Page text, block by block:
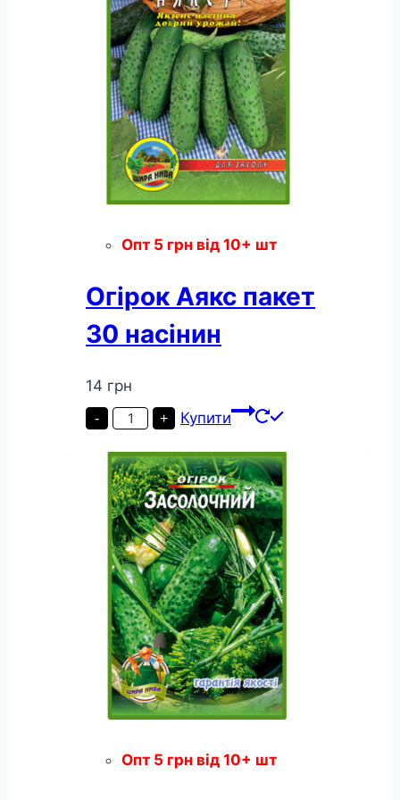
Опт 5 грн від 10+ шт
Огірок Аякс пакет
30 насінин
14 грн
-
Огірок
Аякс
30
насінин
кількість
+ Купити
Опт 5 грн від 10+ шт